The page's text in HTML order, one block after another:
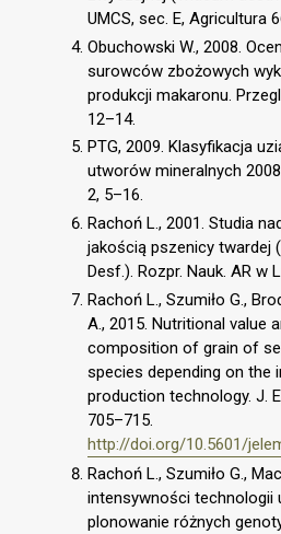
UMCS, sec. E, Agricultura
Obuchowski W., 2008.
surowców zbożowych
produkcji makaronu.
12–14.
PTG, 2009. Klasyfikacja
utworów mineralnych
2, 5–16.
Rachoń L., 2001. Studia
jakością pszenicy twardej
Desf.). Rozpr. Nauk. AR w
Rachoń L., Szumiło G.,
A., 2015. Nutritional value
composition of grain of
species depending on the
production technology. J.
705–715.
http://doi.org/10.5601/
Rachoń L., Szumiło G.,
intensywności technologii
plonowanie różnych